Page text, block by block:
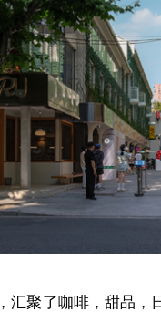
汇聚了咖啡，甜品